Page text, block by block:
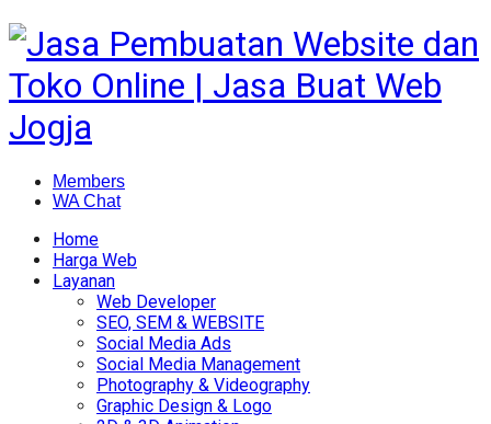
Members
WA Chat
Home
Harga Web
Layanan
Web Developer
SEO, SEM & WEBSITE
Social Media Ads
Social Media Management
Photography & Videography
Graphic Design & Logo